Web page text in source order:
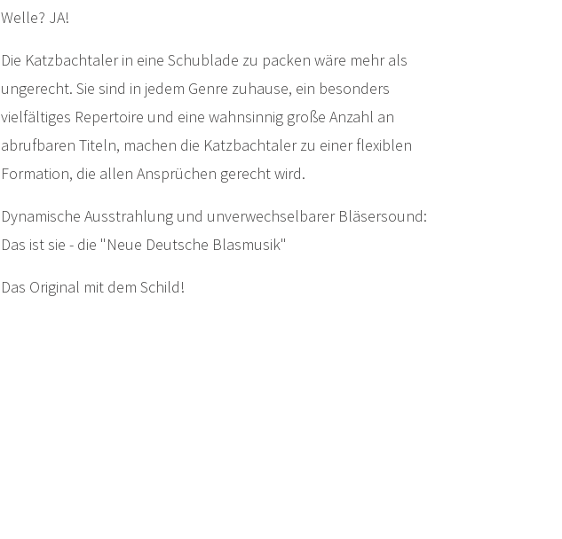
Welle? JA!
Die Katzbachtaler in eine Schublade zu packen wäre mehr als
ungerecht. Sie sind in jedem Genre zuhause, ein besonders
vielfältiges Repertoire und eine wahnsinnig große Anzahl an
abrufbaren Titeln, machen die Katzbachtaler zu einer flexiblen
Formation, die allen Ansprüchen gerecht wird.
Dynamische Ausstrahlung und unverwechselbarer Bläsersound:
Das ist sie - die "Neue Deutsche Blasmusik"
Das Original mit dem Schild!